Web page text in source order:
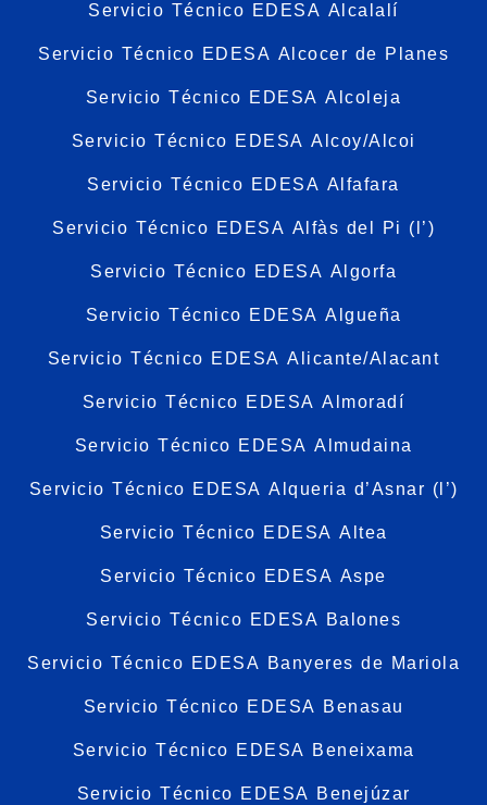
Servicio Técnico EDESA Alcalalí
Servicio Técnico EDESA Alcocer de Planes
Servicio Técnico EDESA Alcoleja
Servicio Técnico EDESA Alcoy/Alcoi
Servicio Técnico EDESA Alfafara
Servicio Técnico EDESA Alfàs del Pi (l’)
Servicio Técnico EDESA Algorfa
Servicio Técnico EDESA Algueña
Servicio Técnico EDESA Alicante/Alacant
Servicio Técnico EDESA Almoradí
Servicio Técnico EDESA Almudaina
Servicio Técnico EDESA Alqueria d’Asnar (l’)
Servicio Técnico EDESA Altea
Servicio Técnico EDESA Aspe
Servicio Técnico EDESA Balones
Servicio Técnico EDESA Banyeres de Mariola
Servicio Técnico EDESA Benasau
Servicio Técnico EDESA Beneixama
Servicio Técnico EDESA Benejúzar